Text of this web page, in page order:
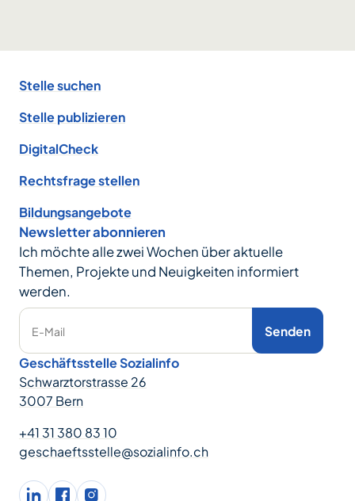
Stelle suchen
Stelle publizieren
DigitalCheck
Rechtsfrage stellen
Bildungsangebote
Newsletter abonnieren
Ich möchte alle zwei Wochen über aktuelle
Themen, Projekte und Neuigkeiten informiert
werden.
E-Mail Senden
Geschäftsstelle Sozialinfo
Schwarztorstrasse 26
3007 Bern
+41 31 380 83 10
geschaeftsstelle@sozialinfo.ch